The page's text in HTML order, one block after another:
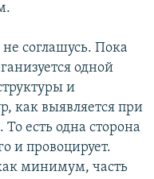
соглашусь. Пока
одной
и
как выявляется при
есть одна сторона
и провоцирует.
минимум, часть